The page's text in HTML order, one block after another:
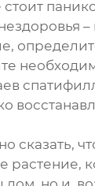
сказать,
растение,